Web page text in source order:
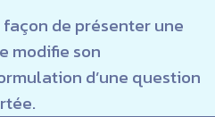
de présenter une
modifie son
d’une question